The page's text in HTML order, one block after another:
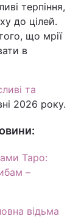
терпіння,
до цілей.
що мрії
в
та
2026 року.
Таро:
–
відьма